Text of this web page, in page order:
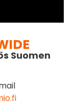
Suomen